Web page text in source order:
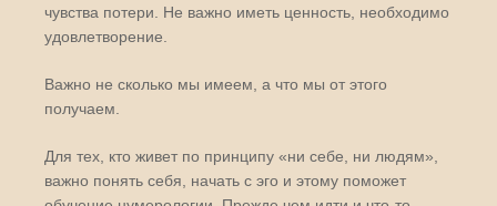
чувства потери. Не важно иметь ценность, необходимо
удовлетворение.
Важно не сколько мы имеем, а что мы от этого
получаем.
Для тех, кто живет по принципу «ни себе, ни людям»,
важно понять себя, начать с эго и этому поможет